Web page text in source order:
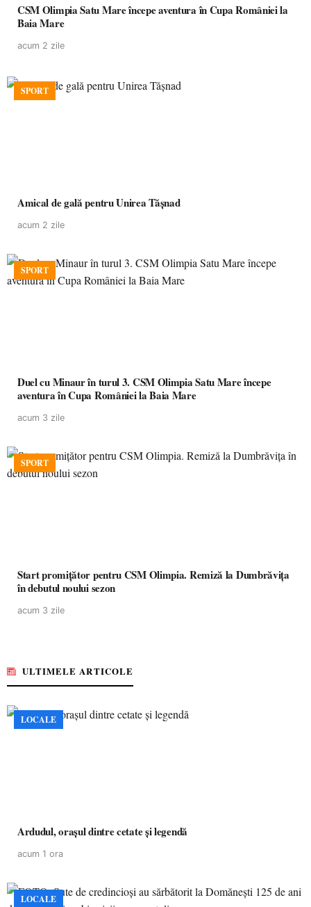
CSM Olimpia Satu Mare începe aventura în Cupa României la
Baia Mare
acum 2 zile
SPORT
Amical de gală pentru Unirea Tășnad
acum 2 zile
SPORT
Duel cu Minaur în turul 3. CSM Olimpia Satu Mare începe
aventura în Cupa României la Baia Mare
acum 3 zile
SPORT
Start promițător pentru CSM Olimpia. Remiză la Dumbrăvița
în debutul noului sezon
acum 3 zile
ULTIMELE ARTICOLE
LOCALE
Ardudul, orașul dintre cetate și legendă
acum 1 ora
LOCALE